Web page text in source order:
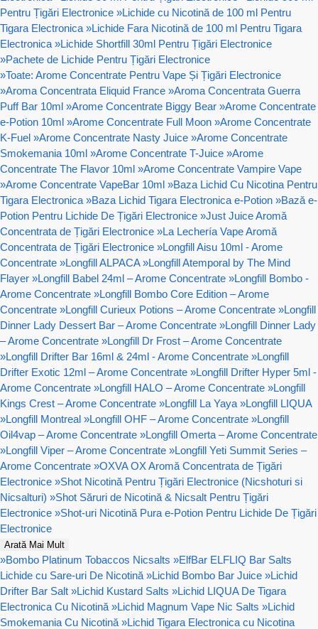
Pentru Țigări Electronice »Lichide cu Nicotină de 100 ml Pentru
Tigara Electronica »Lichide Fara Nicotină de 100 ml Pentru Tigara
Electronica »Lichide Shortfill 30ml Pentru Țigări Electronice
»Pachete de Lichide Pentru Țigări Electronice
»Toate: Arome Concentrate Pentru Vape Și Țigări Electronice
»Aroma Concentrata Eliquid France »Aroma Concentrata Guerra
Puff Bar 10ml »Arome Concentrate Biggy Bear »Arome Concentrate
e-Potion 10ml »Arome Concentrate Full Moon »Arome Concentrate
K-Fuel »Arome Concentrate Nasty Juice »Arome Concentrate
Smokemania 10ml »Arome Concentrate T-Juice »Arome
Concentrate The Flavor 10ml »Arome Concentrate Vampire Vape
»Arome Concentrate VapeBar 10ml »Baza Lichid Cu Nicotina Pentru
Tigara Electronica »Baza Lichid Tigara Electronica e-Potion »Bază e-
Potion Pentru Lichide De Țigări Electronice »Just Juice Aromă
Concentrata de Țigări Electronice »La Lechería Vape Aromă
Concentrata de Țigări Electronice »Longfill Aisu 10ml - Arome
Concentrate »Longfill ALPACA »Longfill Atemporal by The Mind
Flayer »Longfill Babel 24ml – Arome Concentrate »Longfill Bombo -
Arome Concentrate »Longfill Bombo Core Edition – Arome
Concentrate »Longfill Curieux Potions – Arome Concentrate »Longfill
Dinner Lady Dessert Bar – Arome Concentrate »Longfill Dinner Lady
– Arome Concentrate »Longfill Dr Frost – Arome Concentrate
»Longfill Drifter Bar 16ml & 24ml - Arome Concentrate »Longfill
Drifter Exotic 12ml – Arome Concentrate »Longfill Drifter Hyper 5ml -
Arome Concentrate »Longfill HALO – Arome Concentrate »Longfill
Kings Crest – Arome Concentrate »Longfill La Yaya »Longfill LIQUA
»Longfill Montreal »Longfill OHF – Arome Concentrate »Longfill
Oil4vap – Arome Concentrate »Longfill Omerta – Arome Concentrate
»Longfill Viper – Arome Concentrate »Longfill Yeti Summit Series –
Arome Concentrate »OXVA OX Aromă Concentrata de Țigări
Electronice »Shot Nicotină Pentru Țigări Electronice (Nicshoturi si
Nicsalturi) »Shot Săruri de Nicotină & Nicsalt Pentru Țigări
Electronice »Shot-uri Nicotină Pura e-Potion Pentru Lichide De Țigări
Electronice
Arată Mai Mult
»Bombo Platinum Tobaccos Nicsalts »ElfBar ELFLIQ Bar Salts
Lichide cu Sare-uri De Nicotină »Lichid Bombo Bar Juice »Lichid
Drifter Bar Salt »Lichid Kustard Salts »Lichid LIQUA De Tigara
Electronica Cu Nicotină »Lichid Magnum Vape Nic Salts »Lichid
Smokemania Cu Nicotină »Lichid Tigara Electronica cu Nicotina